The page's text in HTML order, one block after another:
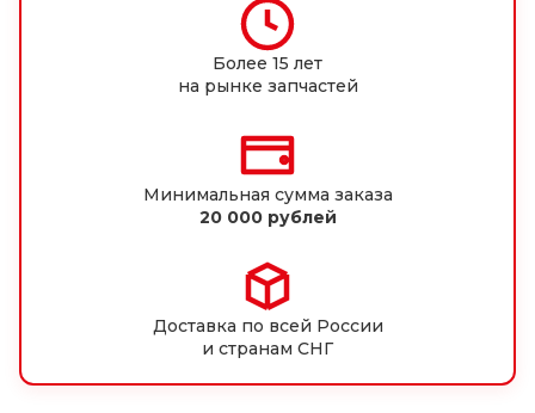
Более 15 лет
на рынке запчастей
Минимальная сумма заказа
20 000 рублей
Доставка по всей России
и странам СНГ